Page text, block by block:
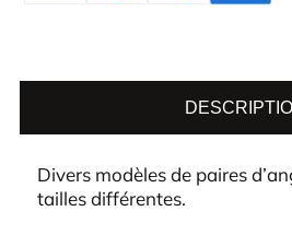
Divers modèles de paires
tailles différentes.